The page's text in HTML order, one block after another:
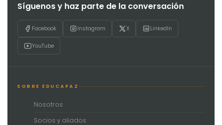
Síguenos y haz parte de la conversación
Facebook Instagram X LinkedIn
YouTube
SOBRE EDUCAPAZ
Nosotros
Socios y aliados